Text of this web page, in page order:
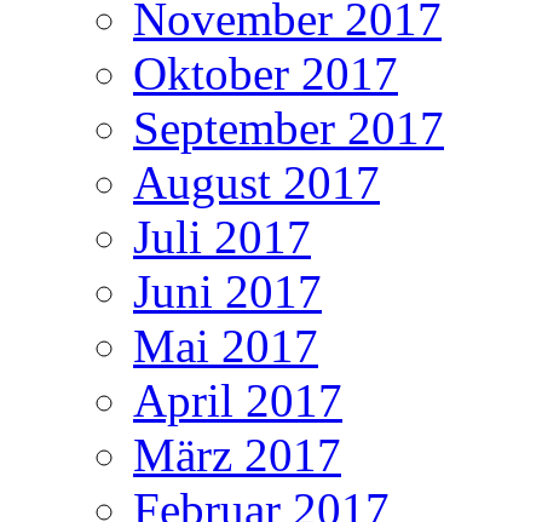
November 2017
Oktober 2017
September 2017
August 2017
Juli 2017
Juni 2017
Mai 2017
April 2017
März 2017
Februar 2017